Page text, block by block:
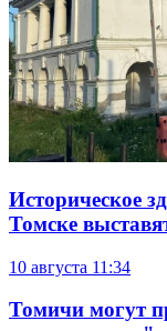
Историческое
Томске
10 августа 11:34
Томичи могут